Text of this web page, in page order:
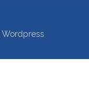
Wordpress